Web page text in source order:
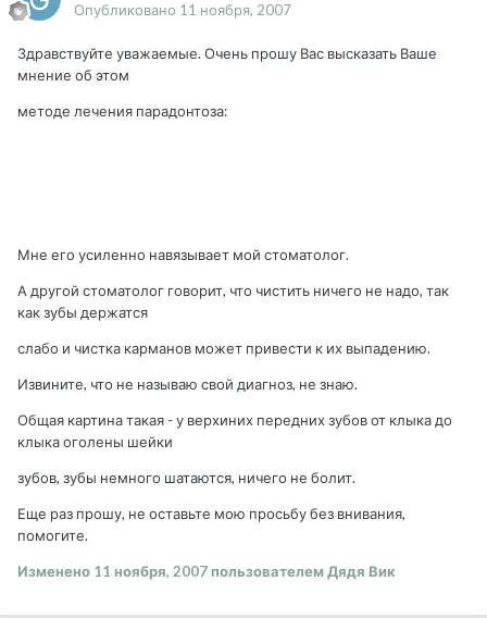
Опубликовано 11 ноября, 2007
Здравствуйте уважаемые. Очень прошу Вас высказать Ваше
мнение об этом
методе лечения парадонтоза:
Мне его усиленно навязывает мой стоматолог.
А другой стоматолог говорит, что чистить ничего не надо, так
как зубы держатся
слабо и чистка карманов может привести к их выпадению.
Извините, что не называю свой диагноз, не знаю.
Общая картина такая - у верхиних передних зубов от клыка до
клыка оголены шейки
зубов, зубы немного шатаются, ничего не болит.
Еще раз прошу, не оставьте мою просьбу без внивания,
помогите.
Изменено 11 ноября, 2007пользователем Дядя Вик